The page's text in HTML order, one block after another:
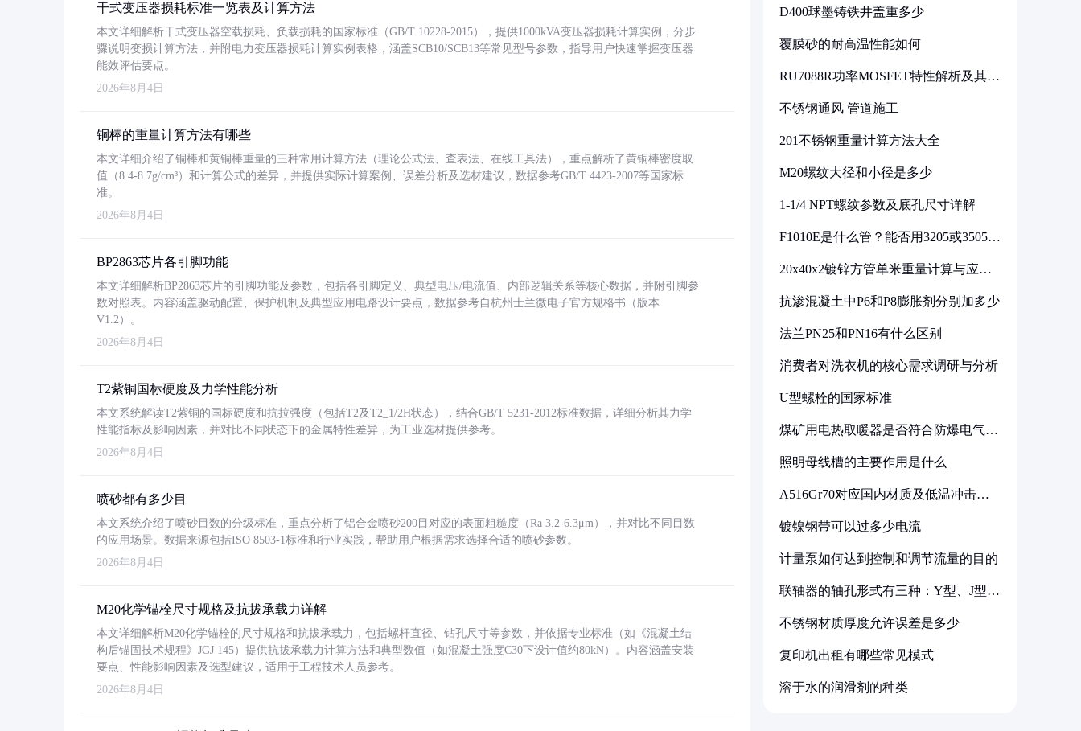
干式变压器损耗标准一览表及计算方法
本文详细解析干式变压器空载损耗、负载损耗的国家标准（GB/T 10228-2015），提供1000kVA变压器损耗计算实例，分步
骤说明变损计算方法，并附电力变压器损耗计算实例表格，涵盖SCB10/SCB13等常见型号参数，指导用户快速掌握变压器
能效评估要点。
2026年8月4日
铜棒的重量计算方法有哪些
本文详细介绍了铜棒和黄铜棒重量的三种常用计算方法（理论公式法、查表法、在线工具法），重点解析了黄铜棒密度取
值（8.4-8.7g/cm³）和计算公式的差异，并提供实际计算案例、误差分析及选材建议，数据参考GB/T 4423-2007等国家标
准。
2026年8月4日
BP2863芯片各引脚功能
本文详细解析BP2863芯片的引脚功能及参数，包括各引脚定义、典型电压/电流值、内部逻辑关系等核心数据，并附引脚参
数对照表。内容涵盖驱动配置、保护机制及典型应用电路设计要点，数据参考自杭州士兰微电子官方规格书（版本
V1.2）。
2026年8月4日
T2紫铜国标硬度及力学性能分析
本文系统解读T2紫铜的国标硬度和抗拉强度（包括T2及T2_1/2H状态），结合GB/T 5231-2012标准数据，详细分析其力学
性能指标及影响因素，并对比不同状态下的金属特性差异，为工业选材提供参考。
2026年8月4日
喷砂都有多少目
本文系统介绍了喷砂目数的分级标准，重点分析了铝合金喷砂200目对应的表面粗糙度（Ra 3.2-6.3μm），并对比不同目数
的应用场景。数据来源包括ISO 8503-1标准和行业实践，帮助用户根据需求选择合适的喷砂参数。
2026年8月4日
M20化学锚栓尺寸规格及抗拔承载力详解
本文详细解析M20化学锚栓的尺寸规格和抗拔承载力，包括螺杆直径、钻孔尺寸等参数，并依据专业标准（如《混凝土结
构后锚固技术规程》JGJ 145）提供抗拔承载力计算方法和典型数值（如混凝土强度C30下设计值约80kN）。内容涵盖安装
要点、性能影响因素及选型建议，适用于工程技术人员参考。
2026年8月4日
D400球墨铸铁井盖重多少
覆膜砂的耐高温性能如何
RU7088R功率MOSFET特性解析及其在
不锈钢通风 管道施工
201不锈钢重量计算方法大全
M20螺纹大径和小径是多少
1-1/4 NPT螺纹参数及底孔尺寸详解
F1010E是什么管？能否用3205或3505代
20x40x2镀锌方管单米重量计算与应用
抗渗混凝土中P6和P8膨胀剂分别加多少
法兰PN25和PN16有什么区别
消费者对洗衣机的核心需求调研与分析
U型螺栓的国家标准
煤矿用电热取暖器是否符合防爆电气设
照明母线槽的主要作用是什么
A516Gr70对应国内材质及低温冲击要
镀镍钢带可以过多少电流
计量泵如何达到控制和调节流量的目的
联轴器的轴孔形式有三种：Y型、J型、
不锈钢材质厚度允许误差是多少
复印机出租有哪些常见模式
溶于水的润滑剂的种类